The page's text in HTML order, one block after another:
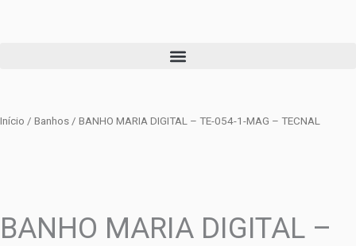
Início / Banhos / BANHO MARIA DIGITAL – TE-054-1-MAG – TECNAL
BANHO MARIA DIGITAL –